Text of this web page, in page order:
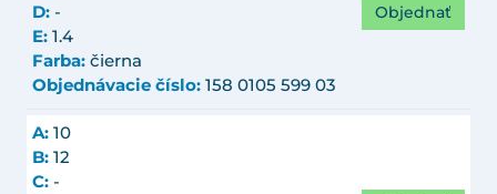
D: -
E: 1.4
Farba: čierna
Objednávacie číslo: 158 0105 599 03
Objednať
A: 10
B: 12
C: -